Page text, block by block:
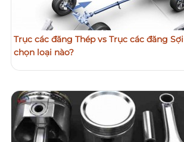
Trục các đăng Thép vs Trục các đăng
chọn loại nào?